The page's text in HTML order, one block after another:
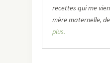
recettes qui me
mère maternelle,
plus.